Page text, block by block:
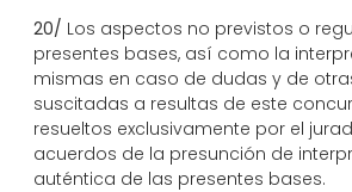
20/ Los aspectos no previstos o
presentes bases, así como la
mismas en caso de dudas y de
suscitadas a resultas de este
resueltos exclusivamente por el
acuerdos de la presunción de
auténtica de las presentes bases.